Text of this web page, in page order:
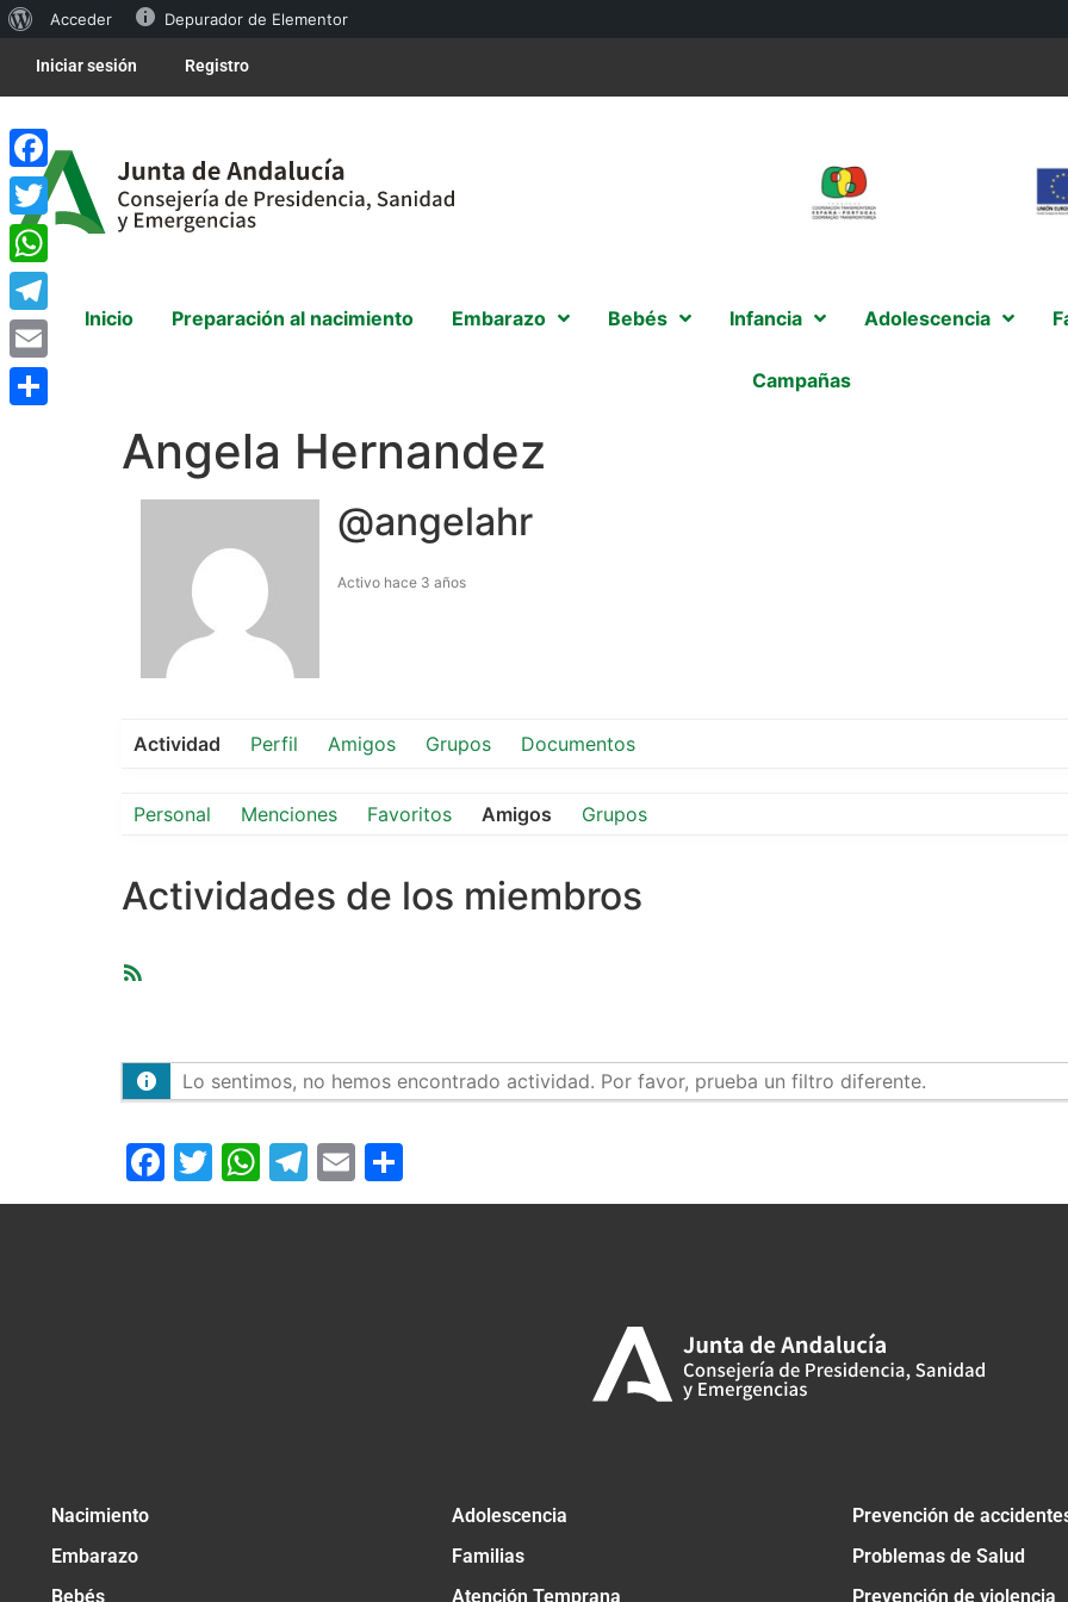
Acceder Depurador de Elementor
Iniciar sesión Registro
Inicio Preparación al nacimiento Embarazo Bebés Infancia Adolescencia
Campañas
Angela Hernandez
@angelahr
Activo hace 3 años
Actividad Perfil Amigos Grupos Documentos
Personal Menciones Favoritos Amigos Grupos
Actividades de los miembros
Lo sentimos, no hemos encontrado actividad. Por favor, prueba un filtro diferente.
Facebook
Twitter
WhatsApp
Telegram
Email
Nacimiento
Embarazo
Bebés
Adolescencia
Familias
Atención Temprana
Prevención de
Problemas de Salud
Prevención de violencia
Facebook
Twitter
WhatsApp
Telegram
Email